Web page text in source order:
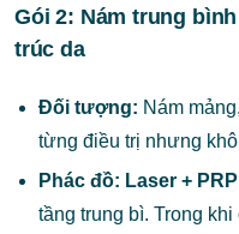
Gói 2: Nám trung
trúc da
Đối tượng: Nám
từng điều trị nhưng
Phác đồ: Laser +
tầng trung bì. Trong